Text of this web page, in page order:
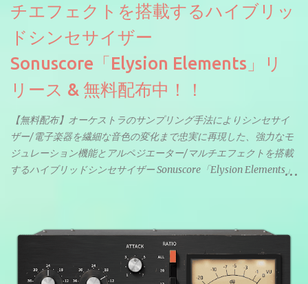
チエフェクトを搭載するハイブリッ
ドシンセサイザー
Sonuscore「Elysion Elements」リ
リース & 無料配布中！！
【無料配布】オーケストラのサンプリング手法によりシンセサイ
ザー/電子楽器を繊細な音色の変化まで忠実に再現した、強力なモ
ジュレーション機能とアルペジエーター/マルチエフェクトを搭載
するハイブリッドシンセサイザー Sonuscore「Elysion Elements」
より音色が作りこまれているため、あらかじめアルペジオがプロ
グラムされているプリセットも多いですが、アルペジオを切るこ
とももちろんできます。 ほとんどのシンセライブラリは、音を一